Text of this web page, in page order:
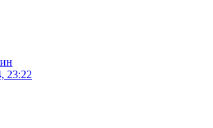
23:22